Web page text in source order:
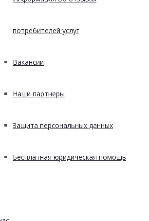
потребителей услуг
Вакансии
Наши партнеры
Защита персональных данных
Бесплатная юридическая помощь